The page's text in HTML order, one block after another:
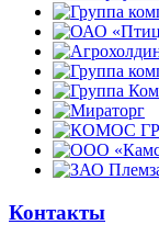
Контакты